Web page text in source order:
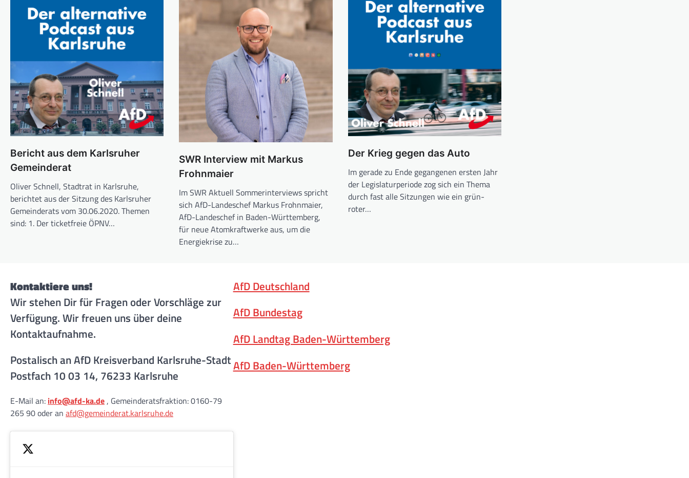
Bericht aus dem Karlsruher
Gemeinderat
Oliver Schnell, Stadtrat in Karlsruhe,
berichtet aus der Sitzung des Karlsruher
Gemeinderats vom 30.06.2020. Themen
sind: 1. Der ticketfreie ÖPNV…
SWR Interview mit Markus
Frohnmaier
Im SWR Aktuell Sommerinterviews spricht
sich AfD-Landeschef Markus Frohnmaier,
AfD-Landeschef in Baden-Württemberg,
für neue Atomkraftwerke aus, um die
Energiekrise zu…
Der Krieg gegen das Auto
Im gerade zu Ende gegangenen ersten Jahr
der Legislaturperiode zog sich ein Thema
durch fast alle Sitzungen wie ein grün-
roter…
Kontaktiere uns!
Wir stehen Dir für Fragen oder Vorschläge zur
Verfügung. Wir freuen uns über deine
Kontaktaufnahme.
Postalisch an AfD Kreisverband Karlsruhe-Stadt
Postfach 10 03 14, 76233 Karlsruhe
E-Mail an: info@afd-ka.de, Gemeinderatsfraktion: 0160-79
265 90 oder an afd@gemeinderat.karlsruhe.de
AfD Deutschland
AfD Bundestag
AfD Landtag Baden-Württemberg
AfD Baden-Württemberg